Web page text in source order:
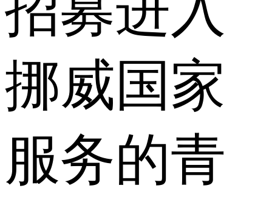
挪威国家
服务的青